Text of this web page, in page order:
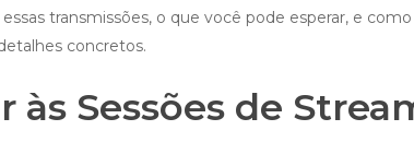
transmissões, o que você pode esperar, e
concretos.
às Sessões de